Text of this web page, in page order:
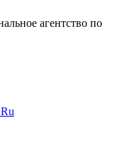
агентство по